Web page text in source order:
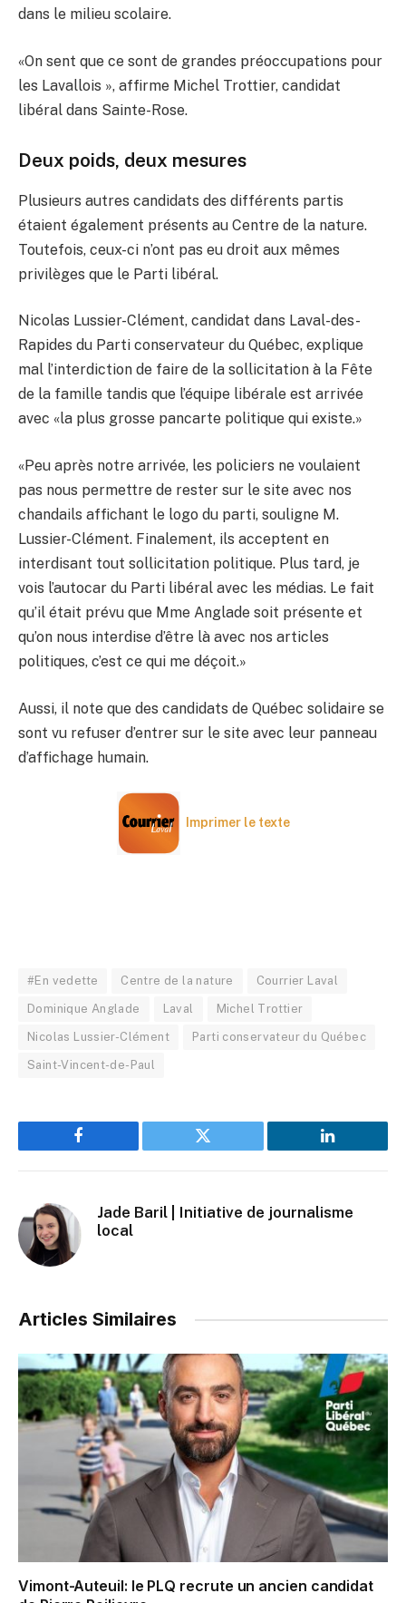
dans le milieu scolaire.
«On sent que ce sont de grandes préoccupations pour
les Lavallois », affirme Michel Trottier, candidat
libéral dans Sainte-Rose.
Deux poids, deux mesures
Plusieurs autres candidats des différents partis
étaient également présents au Centre de la nature.
Toutefois, ceux-ci n’ont pas eu droit aux mêmes
privilèges que le Parti libéral.
Nicolas Lussier-Clément, candidat dans Laval-des-
Rapides du Parti conservateur du Québec, explique
mal l’interdiction de faire de la sollicitation à la Fête
de la famille tandis que l’équipe libérale est arrivée
avec «la plus grosse pancarte politique qui existe.»
«Peu après notre arrivée, les policiers ne voulaient
pas nous permettre de rester sur le site avec nos
chandails affichant le logo du parti, souligne M.
Lussier-Clément. Finalement, ils acceptent en
interdisant tout sollicitation politique. Plus tard, je
vois l’autocar du Parti libéral avec les médias. Le fait
qu’il était prévu que Mme Anglade soit présente et
qu’on nous interdise d’être là avec nos articles
politiques, c’est ce qui me déçoit.»
Aussi, il note que des candidats de Québec solidaire se
sont vu refuser d’entrer sur le site avec leur panneau
d’affichage humain.
Imprimer le texte
#En vedette Centre de la nature Courrier Laval
Dominique Anglade Laval Michel Trottier
Nicolas Lussier-Clément Parti conservateur du Québec
Saint-Vincent-de-Paul
Facebook Twitter LinkedIn
Jade Baril | Initiative de journalisme
local
Articles Similaires
Vimont-Auteuil: le PLQ recrute un ancien candidat